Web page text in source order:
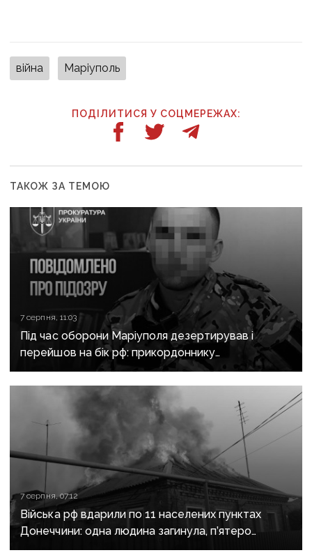
війна Маріуполь
ПОДІЛИТИСЯ У СОЦМЕРЕЖАХ:
ТАКОЖ ЗА ТЕМОЮ
7 серпня, 11:03
Під час оборони Маріуполя дезертирував і
перейшов на бік рф: прикордоннику
з «Азовсталі» повідомили про підозру
7 серпня, 07:12
Війська рф вдарили по 11 населених пунктах
Донеччини: одна людина загинула, п’ятеро
поранені